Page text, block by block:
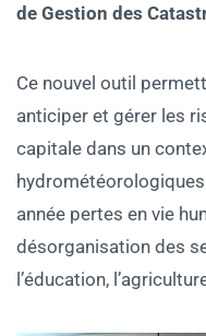
de Gestion des
Ce nouvel outil
anticiper et gérer les
capitale dans un
année pertes en vie
désorganisation des
l’éducation,